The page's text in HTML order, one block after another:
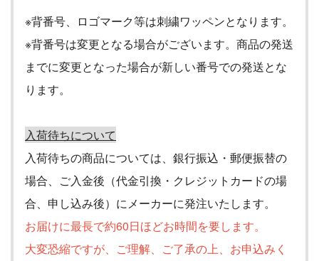
※背番号、ロゴマーク等は刺繍ワッペンとなります。
※背番号は変更となる場合がございます。商品の発送
までに変更となった場合が新しい番号での発送とな
ります。
入荷待ちについて
入荷待ちの商品については、銀行振込・郵便振替の
場合、ご入金後（代金引換・クレジットカードの場
合、申し込み後）にメーカーに発注いたします。
お届けに最長で約60日ほどお時間を要します。
大変恐縮ですが、ご理解、ご了承の上、お申込みく